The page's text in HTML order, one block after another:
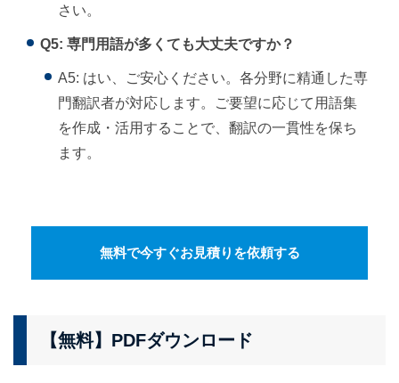
さい。
Q5: 専門用語が多くても大丈夫ですか？
A5: はい、ご安心ください。各分野に精通した専
門翻訳者が対応します。ご要望に応じて用語集
を作成・活用することで、翻訳の一貫性を保ち
ます。
無料で今すぐお見積りを依頼する
【無料】PDFダウンロード